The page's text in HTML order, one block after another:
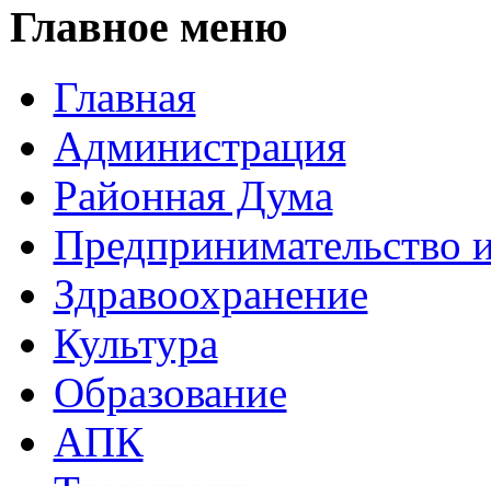
Главное меню
Главная
Администрация
Районная Дума
Предпринимательство
Здравоохранение
Культура
Образование
АПК